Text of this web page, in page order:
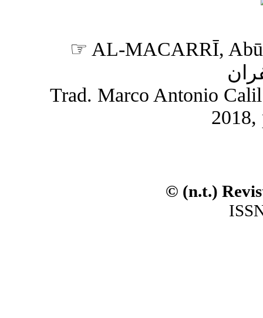
☞ AL-MACARRĪ,
Trad. Marco Antonio
2018,
© (n.t.)